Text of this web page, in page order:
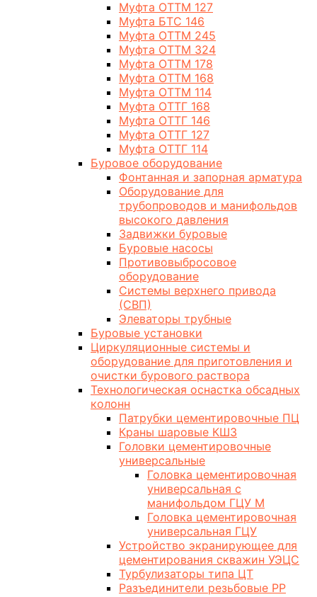
Муфта ОТТМ 127
Муфта БТС 146
Муфта ОТТМ 245
Муфта ОТТМ 324
Муфта ОТТМ 178
Муфта ОТТМ 168
Муфта ОТТМ 114
Муфта ОТТГ 168
Муфта ОТТГ 146
Муфта ОТТГ 127
Муфта ОТТГ 114
Буровое оборудование
Фонтанная и запорная арматура
Оборудование для
трубопроводов и манифольдов
высокого давления
Задвижки буровые
Буровые насосы
Противовыбросовое
оборудование
Системы верхнего привода
(СВП)
Элеваторы трубные
Буровые установки
Циркуляционные системы и
оборудование для приготовления и
очистки бурового раствора
Технологическая оснастка обсадных
колонн
Патрубки цементировочные ПЦ
Краны шаровые КШЗ
Головки цементировочные
универсальные
Головка цементировочная
универсальная с
манифольдом ГЦУ М
Головка цементировочная
универсальная ГЦУ
Устройство экранирующее для
цементирования скважин УЭЦС
Турбулизаторы типа ЦТ
Разъединители резьбовые РР